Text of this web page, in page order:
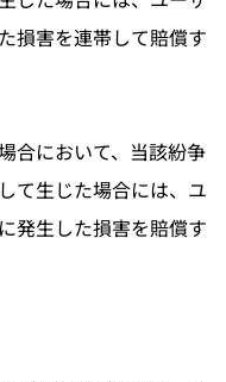
損害を連帯して賠償す
合において、当該紛争
て生じた場合には、ユ
発生した損害を賠償す